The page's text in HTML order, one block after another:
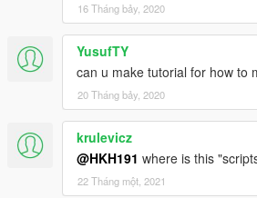
16 Tháng bảy, 2020
YusufTY
can u make tutorial for how to
20 Tháng bảy, 2020
krulevicz
@HKH191 where is this
22 Tháng một, 2021